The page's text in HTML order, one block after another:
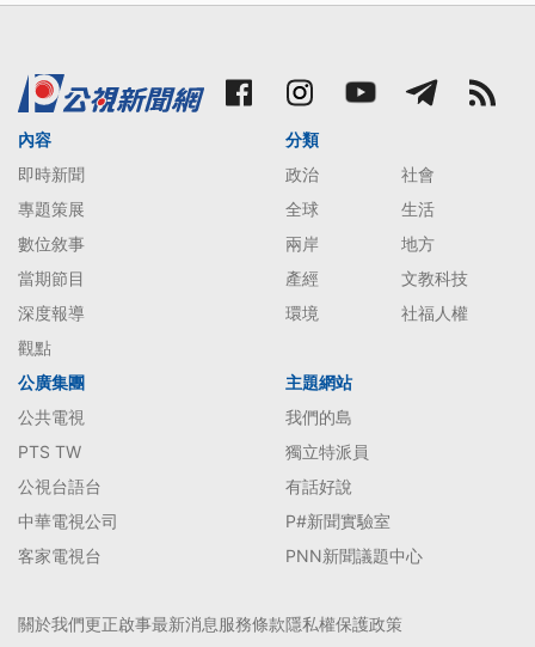
內容
即時新聞
專題策展
數位敘事
當期節目
深度報導
觀點
分類
政治
社會
全球
生活
兩岸
地方
產經
文教科技
環境
社福人權
公廣集團
公共電視
PTS TW
公視台語台
中華電視公司
客家電視台
主題網站
我們的島
獨立特派員
有話好說
P#新聞實驗室
PNN新聞議題中心
關於我們更正啟事最新消息服務條款隱私權保護政策